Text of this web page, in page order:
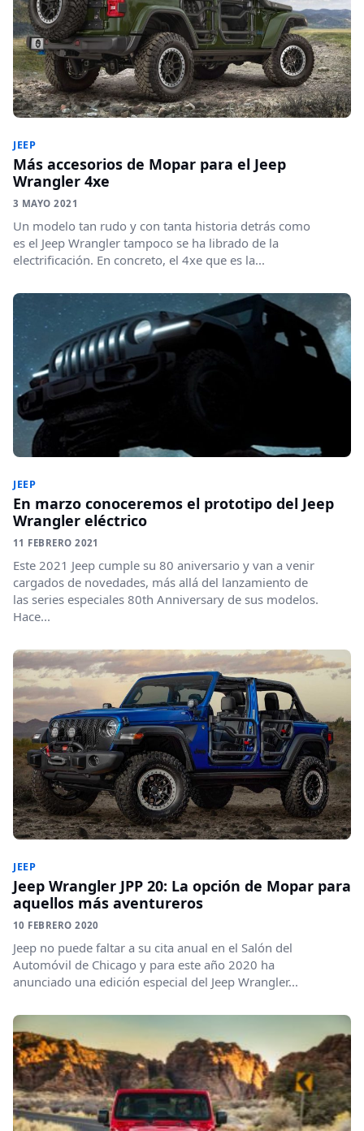
JEEP
Más accesorios de Mopar para el Jeep
Wrangler 4xe
3 MAYO 2021
Un modelo tan rudo y con tanta historia detrás como
es el Jeep Wrangler tampoco se ha librado de la
electrificación. En concreto, el 4xe que es la...
JEEP
En marzo conoceremos el prototipo del Jeep
Wrangler eléctrico
11 FEBRERO 2021
Este 2021 Jeep cumple su 80 aniversario y van a venir
cargados de novedades, más allá del lanzamiento de
las series especiales 80th Anniversary de sus modelos.
Hace...
JEEP
Jeep Wrangler JPP 20: La opción de Mopar para
aquellos más aventureros
10 FEBRERO 2020
Jeep no puede faltar a su cita anual en el Salón del
Automóvil de Chicago y para este año 2020 ha
anunciado una edición especial del Jeep Wrangler...